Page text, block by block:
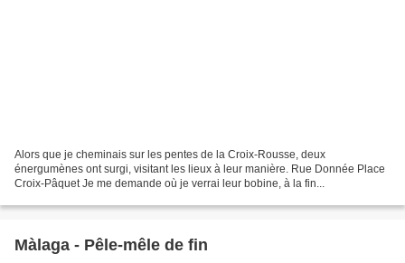
Alors que je cheminais sur les pentes de la Croix-Rousse, deux
énergumènes ont surgi, visitant les lieux à leur manière. Rue Donnée Place
Croix-Pâquet Je me demande où je verrai leur bobine, à la fin...
Màlaga - Pêle-mêle de fin